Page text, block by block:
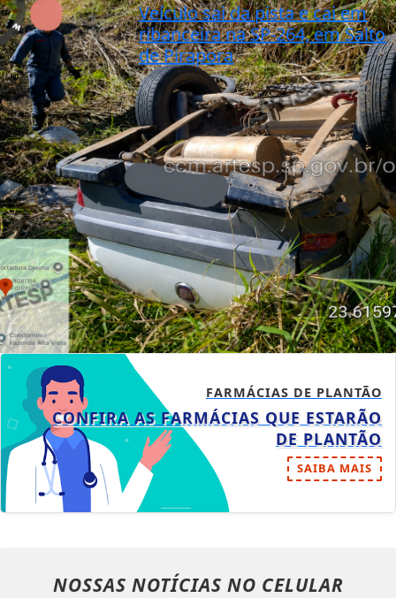
Veículo sai da pista e cai em
ribanceira na SP-264, em Salto
de Pirapora
FARMÁCIAS DE PLANTÃO
CONFIRA AS FARMÁCIAS QUE ESTARÃO
DE PLANTÃO
SAIBA MAIS
NOSSAS NOTÍCIAS NO CELULAR